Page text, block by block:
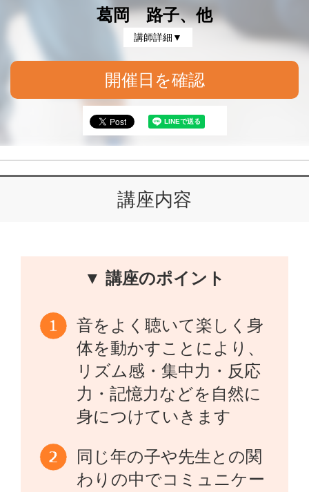
葛岡 路子、他
講師詳細▼
開催日を確認
講座内容
▼ 講座のポイント
音をよく聴いて楽しく身
体を動かすことにより、
リズム感・集中力・反応
力・記憶力などを自然に
身につけていきます
同じ年の子や先生との関
わりの中でコミュニケー